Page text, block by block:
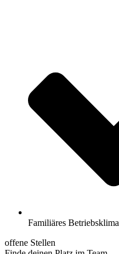
Familiäres Betriebsklima
offene Stellen